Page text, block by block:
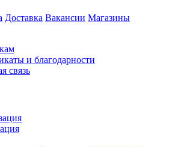
Доставка Вакансии Магазины
и благодарности
связь